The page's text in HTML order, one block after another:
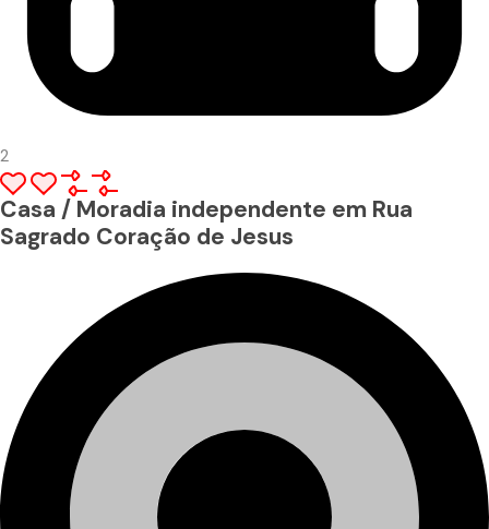
2
Casa / Moradia independente em Rua
Sagrado Coração de Jesus